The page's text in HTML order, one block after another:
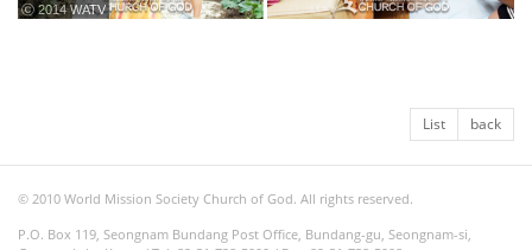
ⓒ 2014 WATV
List back
© 2010 World Mission Society Church of God. All rights reserved.
P.O. Box 119, Seongnam Bundang Post Office, Bundang-gu, Seongnam-si,